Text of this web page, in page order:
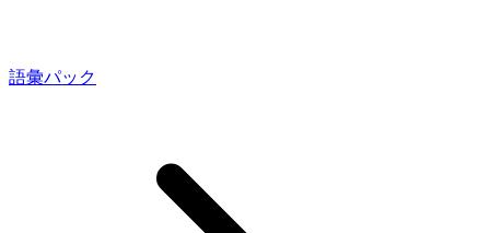
語彙パック